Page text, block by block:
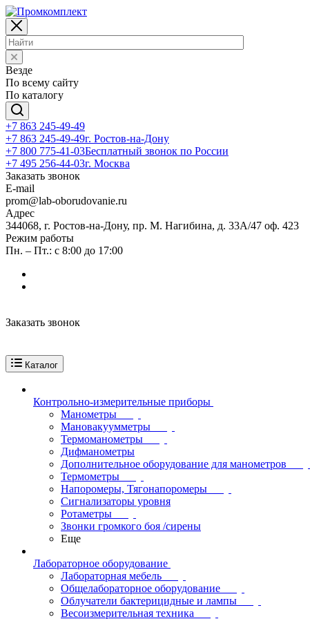
Везде
По всему сайту
По каталогу
+7 863 245-49-49
+7 863 245-49-49г. Ростов-на-Дону
+7 800 775-41-03Бесплатный звонок по России
+7 495 256-44-03г. Москва
Заказать звонок
E-mail
prom@lab-oborudovanie.ru
Адрес
344068, г. Ростов-на-Дону, пр. М. Нагибина, д. 33А/47 оф. 423
Режим работы
Пн. – Пт.: с 8:00 до 17:00
Заказать звонок
Каталог
Контрольно-измерительные приборы
Манометры
Мановакуумметры
Термоманометры
Дифманометры
Дополнительное оборудование для манометров
Термометры
Напоромеры, Тягонапоромеры
Сигнализаторы уровня
Ротаметры
Звонки громкого боя /сирены
Еще
Лабораторное оборудование
Лабораторная мебель
Общелабораторное оборудование
Облучатели бактерицидные и лампы
Весоизмерительная техника